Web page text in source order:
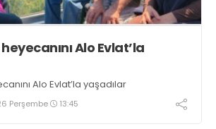
Alo Evlat’la
Alo Evlat’la yaşadılar
Perşembe 13:45